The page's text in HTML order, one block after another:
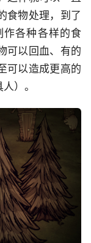
食物处理，到了
作各种各样的食
可以回血、有的
可以造成更高的
）。